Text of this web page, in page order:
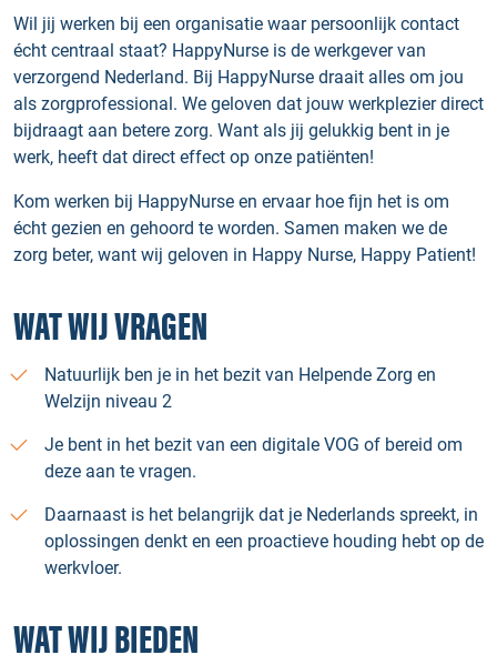
Wil jij werken bij een organisatie waar persoonlijk contact
écht centraal staat? HappyNurse is de werkgever van
verzorgend Nederland. Bij HappyNurse draait alles om jou
als zorgprofessional. We geloven dat jouw werkplezier direct
bijdraagt aan betere zorg. Want als jij gelukkig bent in je
werk, heeft dat direct effect op onze patiënten!
Kom werken bij HappyNurse en ervaar hoe fijn het is om
écht gezien en gehoord te worden. Samen maken we de
zorg beter, want wij geloven in Happy Nurse, Happy Patient!
WAT WIJ VRAGEN
Natuurlijk ben je in het bezit van Helpende Zorg en
Welzijn niveau 2
Je bent in het bezit van een digitale VOG of bereid om
deze aan te vragen.
Daarnaast is het belangrijk dat je Nederlands spreekt, in
oplossingen denkt en een proactieve houding hebt op de
werkvloer.
WAT WIJ BIEDEN